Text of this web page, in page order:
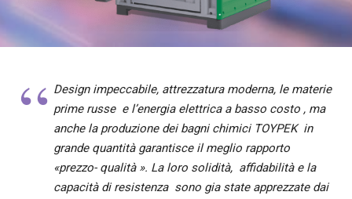
Design impeccabile, attrezzatura moderna, le materie
prime russe e l’energia elettrica a basso costo , ma
anche la produzione dei bagni chimici TOYPEK in
grande quantità garantisce il meglio rapporto
«prezzo- qualità ». La loro solidità, affidabilità е la
capacità di resistenza sono gia state apprezzate dai